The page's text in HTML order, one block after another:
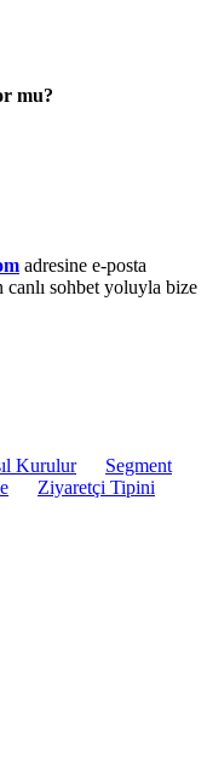
mu?
adresine e-posta
canlı sohbet yoluyla bize
Kurulur
Segment
Ziyaretçi Tipini